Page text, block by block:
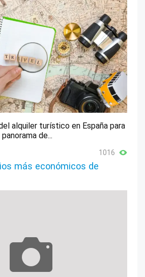
alquiler turístico en España para
de...
1016
más económicos de